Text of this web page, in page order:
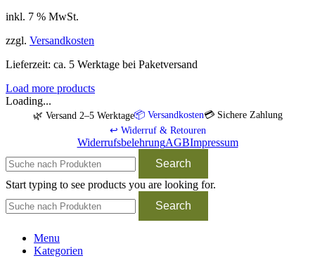
inkl. 7 % MwSt.
zzgl. Versandkosten
Lieferzeit: ca. 5 Werktage bei Paketversand
Load more products
Loading...
🌿 Versand 2–5 Werktage📦 Versandkosten💳 Sichere Zahlung
↩️ Widerruf & Retouren
WiderrufsbelehrungAGBImpressum
Search
Start typing to see products you are looking for.
Search
Menu
Kategorien